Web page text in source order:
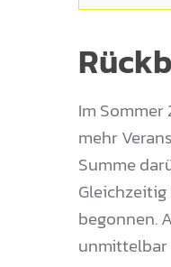
Im
mehr
Summe
begonnen.
unmittelbar